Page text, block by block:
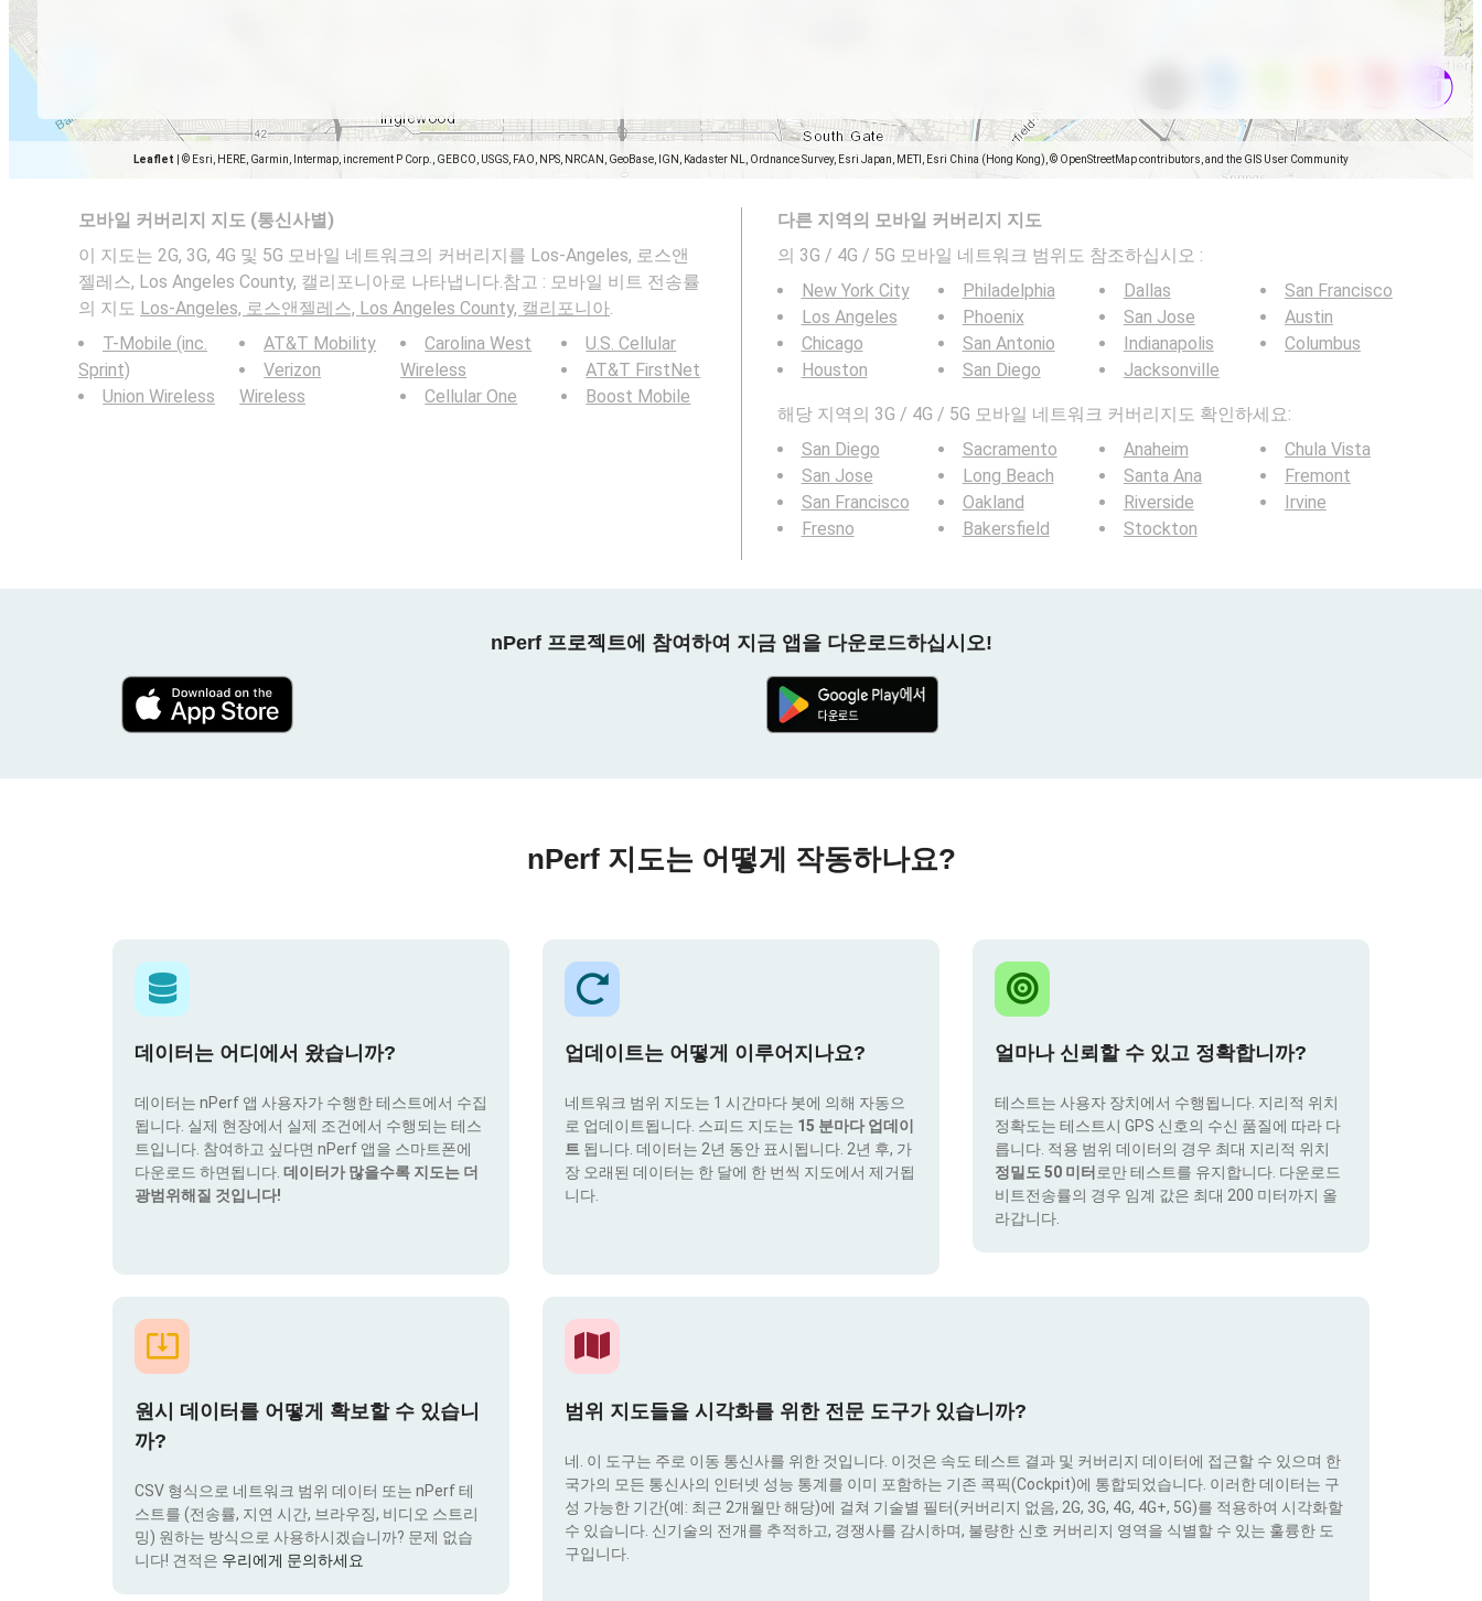
Leaflet © Esri, HERE, Garmin, Intermap, increment P Corp., GEBCO, USGS, FAO, NPS, NRCAN, GeoBase, IGN, Kadaster NL, Ordnance Survey, Esri Japan, METI, Esri China (Hong Kong), © OpenStreetMap contributors, and the GIS User Community
모바일 커버리지 지도 (통신사별)
이 지도는 2G, 3G, 4G 및 5G 모바일 네트워크의 커버리지를 Los-Angeles, 로스앤
젤레스, Los Angeles County, 캘리포니아로 나타냅니다.참고 : 모바일 비트 전송률
의 지도 Los-Angeles, 로스앤젤레스, Los Angeles County, 캘리포니아.
T-Mobile (inc.
Sprint)
Union Wireless
AT&T Mobility
Verizon
Wireless
Carolina West
Wireless
Cellular One
U.S. Cellular
AT&T FirstNet
Boost Mobile
다른 지역의 모바일 커버리지 지도
의 3G / 4G / 5G 모바일 네트워크 범위도 참조하십시오 :
New York City
Los Angeles
Chicago
Houston
Philadelphia
Phoenix
San Antonio
San Diego
Dallas
San Jose
Indianapolis
Jacksonville
San Francisco
Austin
Columbus
해당 지역의 3G / 4G / 5G 모바일 네트워크 커버리지도 확인하세요:
San Diego
San Jose
San Francisco
Fresno
Sacramento
Long Beach
Oakland
Bakersfield
Anaheim
Santa Ana
Riverside
Stockton
Chula Vista
Fremont
Irvine
nPerf 프로젝트에 참여하여 지금 앱을 다운로드하십시오!
nPerf 지도는 어떻게 작동하나요?
데이터는 어디에서 왔습니까?
데이터는 nPerf 앱 사용자가 수행한 테스트에서 수집
됩니다. 실제 현장에서 실제 조건에서 수행되는 테스
트입니다. 참여하고 싶다면 nPerf 앱을 스마트폰에
다운로드 하면됩니다. 데이터가 많을수록 지도는 더
광범위해질 것입니다!
업데이트는 어떻게 이루어지나요?
네트워크 범위 지도는 1 시간마다 봇에 의해 자동으
로 업데이트됩니다. 스피드 지도는 15 분마다 업데이
트 됩니다. 데이터는 2년 동안 표시됩니다. 2년 후, 가
장 오래된 데이터는 한 달에 한 번씩 지도에서 제거됩
니다.
얼마나 신뢰할 수 있고 정확합니까?
테스트는 사용자 장치에서 수행됩니다. 지리적 위치
정확도는 테스트시 GPS 신호의 수신 품질에 따라 다
릅니다. 적용 범위 데이터의 경우 최대 지리적 위치
정밀도 50 미터 로만 테스트를 유지합니다. 다운로드
비트전송률의 경우 임계 값은 최대 200 미터까지 올
라갑니다.
원시 데이터를 어떻게 확보할 수 있습니
까?
CSV 형식으로 네트워크 범위 데이터 또는 nPerf 테
스트를 (전송률, 지연 시간, 브라우징, 비디오 스트리
밍) 원하는 방식으로 사용하시겠습니까? 문제 없습
니다! 견적은 우리에게 문의하세요
범위 지도들을 시각화를 위한 전문 도구가 있습니까?
네. 이 도구는 주로 이동 통신사를 위한 것입니다. 이것은 속도 테스트 결과 및 커버리지 데이터에 접근할 수 있으며 한
국가의 모든 통신사의 인터넷 성능 통계를 이미 포함하는 기존 콕픽(Cockpit)에 통합되었습니다. 이러한 데이터는 구
성 가능한 기간(예: 최근 2개월만 해당)에 걸쳐 기술별 필터(커버리지 없음, 2G, 3G, 4G, 4G+, 5G)를 적용하여 시각화할
수 있습니다. 신기술의 전개를 추적하고, 경쟁사를 감시하며, 불량한 신호 커버리지 영역을 식별할 수 있는 훌륭한 도
구입니다.